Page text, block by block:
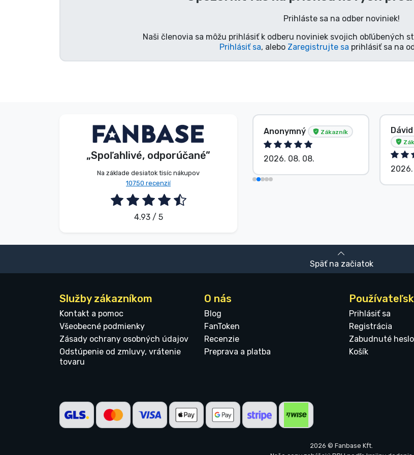
Prihláste sa na odber noviniek!
Naši členovia sa môžu prihlásiť k odberu noviniek svojich obľúbených
Prihlásiť sa, alebo Zaregistrujte sa prihlásiť sa na
„Spoľahlivé, odporúčané”
Na základe desiatok tisíc nákupov
10750 recenzií
4.93 / 5
Anonymný Zákazník
2026. 08. 09.
Anonymný Zákazník
2026. 08. 08.
Späť na začiatok
Služby zákazníkom
Kontakt a pomoc
Všeobecné podmienky
Zásady ochrany osobných údajov
Odstúpenie od zmluvy, vrátenie
tovaru
O nás
Blog
FanToken
Recenzie
Preprava a platba
Prihlásiť sa
Registrácia
Zabudnuté heslo
Košík
2026 © Fanbase Kft.